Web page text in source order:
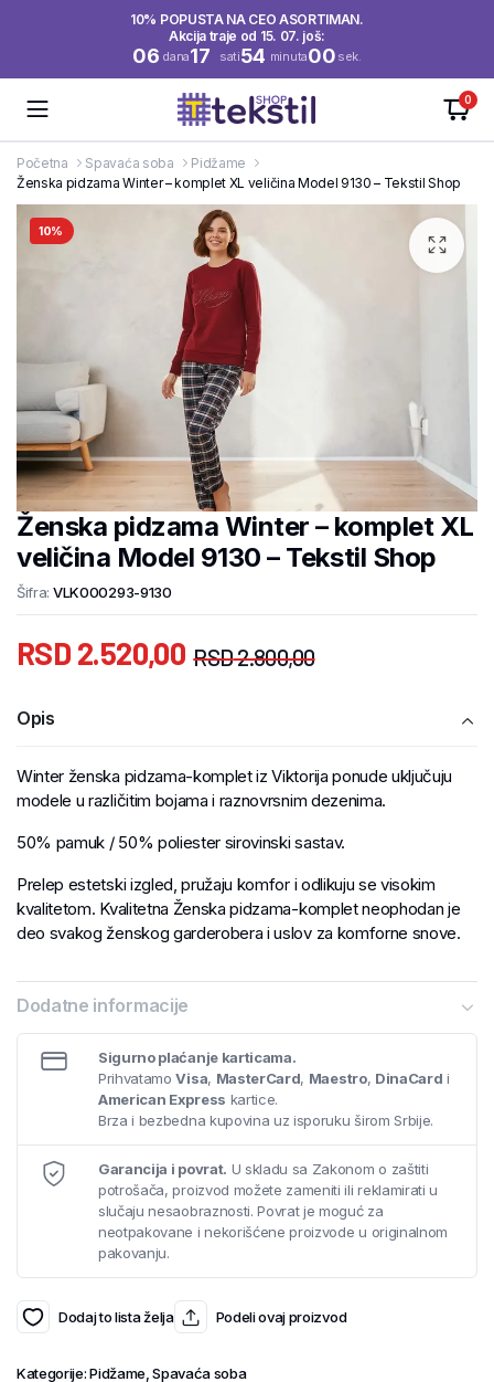
10% POPUSTA NA CEO ASORTIMAN.
Akcija traje od 15. 07. još:
06 dana17 sati53 minuta59 sek.
0
Početna Spavaća soba
Pidžame
Ženska pidzama Winter – komplet XL veličina Model 9130 – Tekstil Shop
10%
Ženska pidzama Winter – komplet XL
veličina Model 9130 – Tekstil Shop
Šifra: VLK000293-9130
RSD2.800,00
RSD 2.520,00
Opis
Winter ženska pidzama-komplet iz Viktorija ponude uključuju
modele u različitim bojama i raznovrsnim dezenima.
50% pamuk / 50% poliester sirovinski sastav.
Prelep estetski izgled, pružaju komfor i odlikuju se visokim
kvalitetom. Kvalitetna Ženska pidzama-komplet neophodan je
deo svakog ženskog garderobera i uslov za komforne snove.
Dodatne informacije
Sigurno plaćanje karticama.
PrihvatamoVisa, MasterCard, Maestro, DinaCard i
American Express kartice.
Brza i bezbedna kupovina uz isporuku širom Srbije.
Garancija i povrat. U skladu sa Zakonom o zaštiti
potrošača, proizvod možete zameniti ili reklamirati u
slučaju nesaobraznosti. Povrat je moguć za
neotpakovane i nekorišćene proizvode u originalnom
pakovanju.
Dodaj to lista želja Podeli ovaj proizvod
Kategorije:Pidžame,Spavaća soba